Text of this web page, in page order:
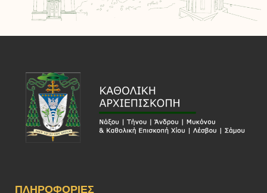
ΠΛΗΡΟΦΟΡΊΕΣ